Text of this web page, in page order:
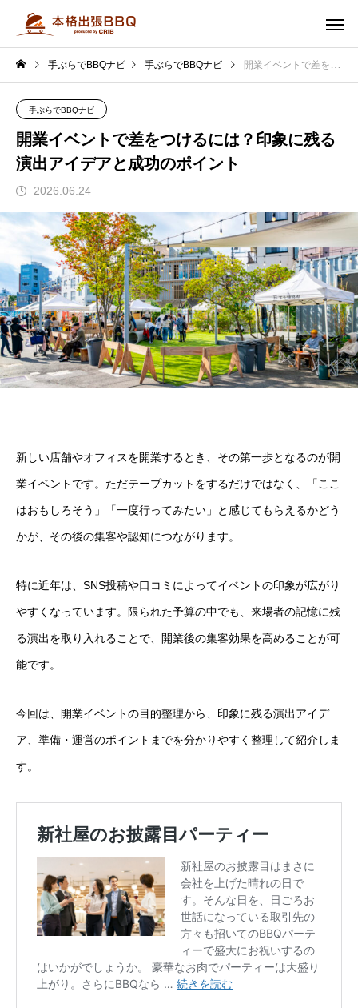
手ぶらでBBQナビ 手ぶらでBBQナビ 開業イベントで差をつけるには？印象に残る演出アイデアと成功のポイント
手ぶらでBBQナビ
開業イベントで差をつけるには？印象に残る
演出アイデアと成功のポイント
2026.06.24
新しい店舗やオフィスを開業するとき、その第一歩となるのが開
業イベントです。ただテープカットをするだけではなく、「ここ
はおもしろそう」「一度行ってみたい」と感じてもらえるかどう
かが、その後の集客や認知につながります。
特に近年は、SNS投稿や口コミによってイベントの印象が広がり
やすくなっています。限られた予算の中でも、来場者の記憶に残
る演出を取り入れることで、開業後の集客効果を高めることが可
能です。
今回は、開業イベントの目的整理から、印象に残る演出アイデ
ア、準備・運営のポイントまでを分かりやすく整理して紹介しま
す。